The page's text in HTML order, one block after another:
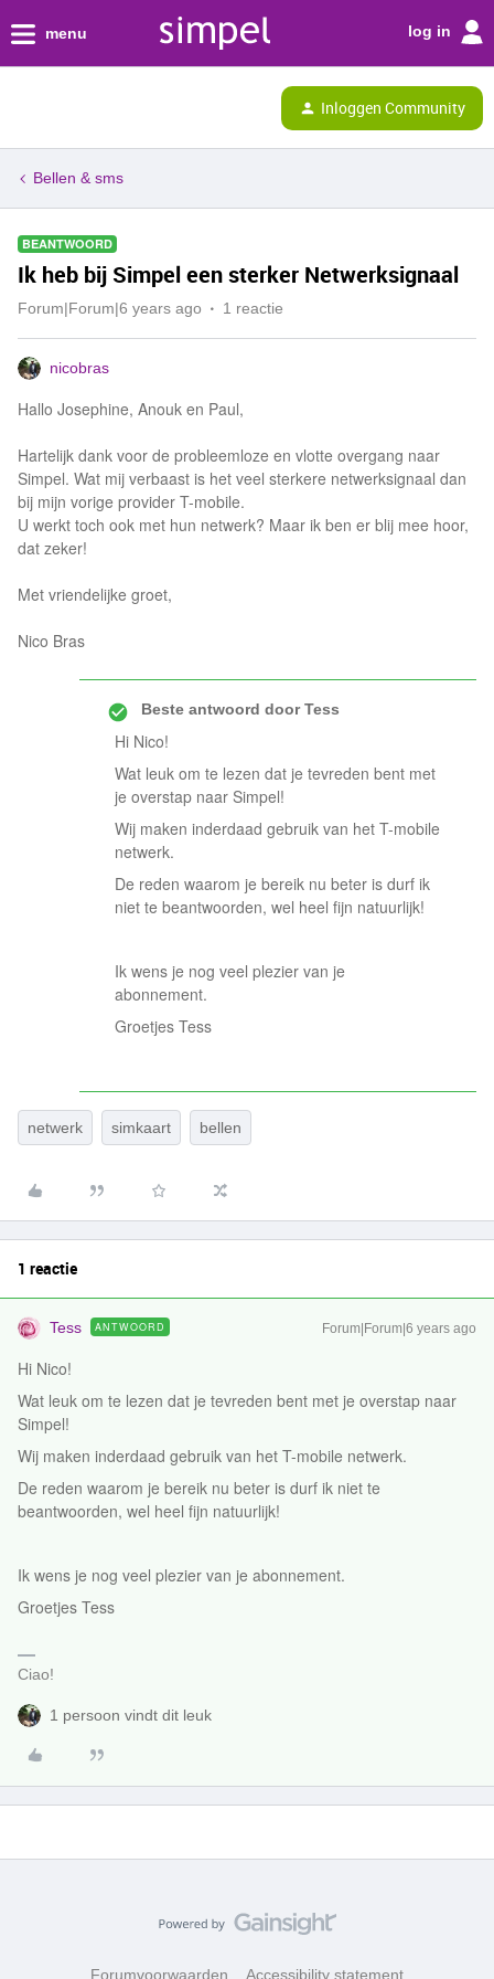
menu log in
Inloggen Community
Bellen & sms
BEANTWOORD
Ik heb bij Simpel een sterker Netwerksignaal
Forum|Forum|6 years ago 1 reactie
nicobras
Hallo Josephine, Anouk en Paul,
Hartelijk dank voor de probleemloze en vlotte overgang naar
Simpel. Wat mij verbaast is het veel sterkere netwerksignaal dan
bij mijn vorige provider T-mobile.
U werkt toch ook met hun netwerk? Maar ik ben er blij mee hoor,
dat zeker!
Met vriendelijke groet,
Nico Bras
Beste antwoord doorTess
Hi Nico!
Wat leuk om te lezen dat je tevreden bent met
je overstap naar Simpel!
Wij maken inderdaad gebruik van het T-mobile
netwerk.
De reden waarom je bereik nu beter is durf ik
niet te beantwoorden, wel heel fijn natuurlijk!
Ik wens je nog veel plezier van je
abonnement.
Groetjes Tess
netwerk simkaart bellen
1 reactie
Tess ANTWOORD Forum|Forum|6 years ago
Hi Nico!
Wat leuk om te lezen dat je tevreden bent met je overstap naar
Simpel!
Wij maken inderdaad gebruik van het T-mobile netwerk.
De reden waarom je bereik nu beter is durf ik niet te
beantwoorden, wel heel fijn natuurlijk!
Ik wens je nog veel plezier van je abonnement.
Groetjes Tess
Ciao!
1 persoon vindt dit leuk
Forumvoorwaarden Accessibility statement